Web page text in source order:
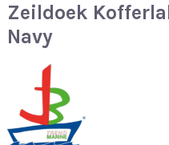
Zeildoek
Navy